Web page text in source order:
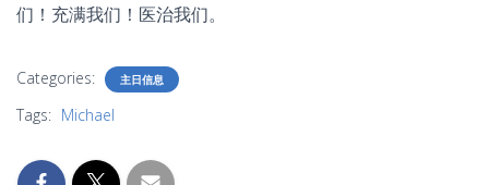
们！充满我们！医治我们。
Categories: 主日信息
Tags: Michael